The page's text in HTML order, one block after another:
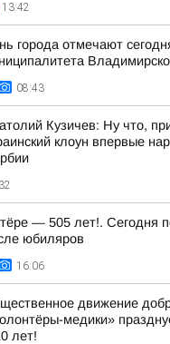
13:42
города отмечают
08:43
Кузичев: Ну что,
клоун впервые
— 505 лет!. Сегодня
юбиляров
16:06
движение
медики»
лет!